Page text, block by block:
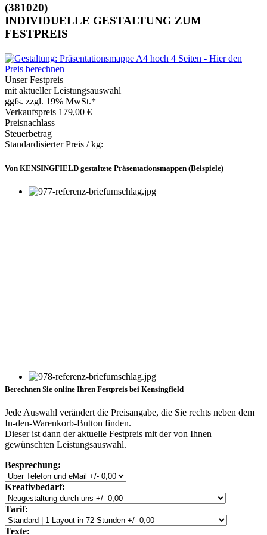
(381020)
INDIVIDUELLE GESTALTUNG ZUM
FESTPREIS
Unser Festpreis
mit aktueller Leistungsauswahl
ggfs. zzgl. 19% MwSt.*
Verkaufspreis 179,00 €
Preisnachlass
Steuerbetrag
Standardisierter Preis / kg:
Von KENSINGFIELD gestaltete Präsentationsmappen (Beispiele)
Berechnen Sie online Ihren Festpreis bei Kensingfield
Jede Auswahl verändert die Preisangabe, die Sie rechts neben dem
In-den-Warenkorb-Button finden.
Dieser ist dann der aktuelle Festpreis mit der von Ihnen
gewünschten Leistungsauswahl.
Besprechung:
Kreativbedarf:
Tarif:
Texte: